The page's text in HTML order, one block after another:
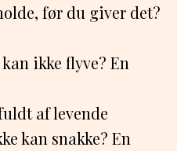
før du giver det?
ikke flyve? En
af levende
kan snakke? En